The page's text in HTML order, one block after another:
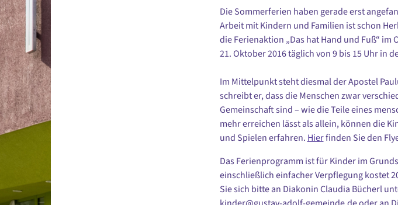
Die Sommerferien haben gerade erst
Arbeit mit Kindern und Familien ist schon
die Ferienaktion „Das hat Hand und Fuß“
21. Oktober 2016 täglich von 9 bis 15 Uhr in
Im Mittelpunkt steht diesmal der Apostel
schreibt er, dass die Menschen zwar
Gemeinschaft sind – wie die Teile eines
mehr erreichen lässt als allein, können die
und Spielen erfahren. Hierfinden Sie den
Das Ferienprogramm ist für Kinder im
einschließlich einfacher Verpflegung kostet
Sie sich bitte an Diakonin Claudia Bücherl